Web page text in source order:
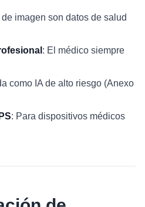
de imagen son datos de salud
: El médico siempre
como IA de alto riesgo (Anexo
: Para dispositivos médicos